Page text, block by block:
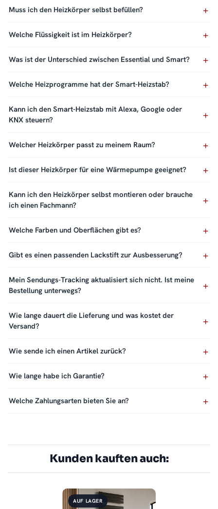
Muss ich den Heizkörper selbst befüllen?
Welche Flüssigkeit ist im Heizkörper?
Was ist der Unterschied zwischen Essential und Smart?
Welche Heizprogramme hat der Smart-Heizstab?
Kann ich den Smart-Heizstab mit Alexa, Google oder
KNX steuern?
Welcher Heizkörper passt zu meinem Raum?
Ist dieser Heizkörper für eine Wärmepumpe geeignet?
Kann ich den Heizkörper selbst montieren oder brauche
ich einen Fachmann?
Welche Farben und Oberflächen gibt es?
Gibt es einen passenden Lackstift zur Ausbesserung?
Mein Sendungs-Tracking aktualisiert sich nicht. Ist meine
Bestellung unterwegs?
Wie lange dauert die Lieferung und was kostet der
Versand?
Wie sende ich einen Artikel zurück?
Wie lange habe ich Garantie?
Welche Zahlungsarten bieten Sie an?
Kunden kauften auch:
AUF LAGER